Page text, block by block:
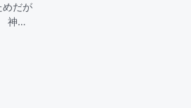
めだが
神が